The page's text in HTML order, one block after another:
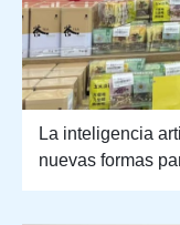
La inteligencia
nuevas formas